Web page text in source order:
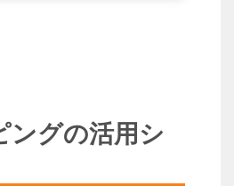
ングの活用シ